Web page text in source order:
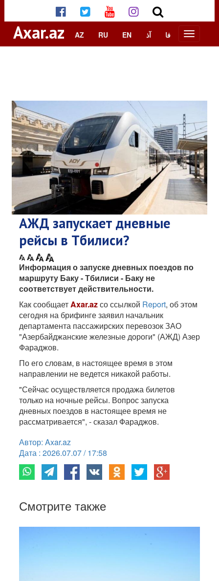
Axar.az AZ RU EN آذ فا
АЖД запускает дневные
рейсы в Тбилиси?
Информация о запуске дневных поездов по
маршруту Баку - Тбилиси - Баку не
соответствует действительности.
Как сообщаетAxar.azсо ссылкой Report, об этом
сегодня на брифинге заявил начальник
департамента пассажирских перевозок ЗАО
"Азербайджанские железные дороги" (АЖД) Азер
Фараджов.
По его словам, в настоящее время в этом
направлении не ведется никакой работы.
"Сейчас осуществляется продажа билетов
только на ночные рейсы. Вопрос запуска
дневных поездов в настоящее время не
рассматривается", - сказал Фараджов.
Автор: Axar.az
Дата : 2026.07.07 / 17:58
Смотрите также